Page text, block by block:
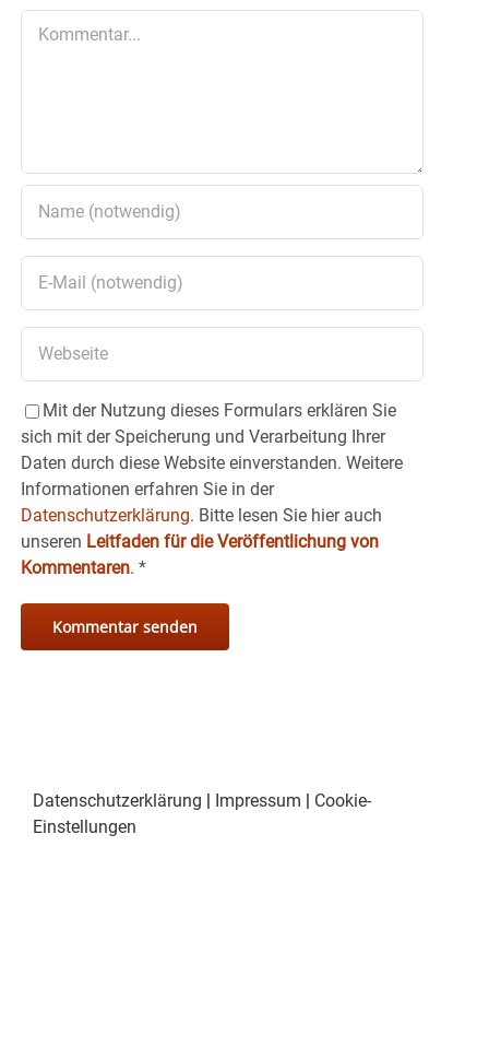
Mit der Nutzung dieses Formulars erklären Sie
sich mit der Speicherung und Verarbeitung Ihrer
Daten durch diese Website einverstanden. Weitere
Informationen erfahren Sie in der
Datenschutzerklärung. Bitte lesen Sie hier auch
unseren Leitfaden für die Veröffentlichung von
Kommentaren. *
Datenschutzerklärung | Impressum | Cookie-
Einstellungen